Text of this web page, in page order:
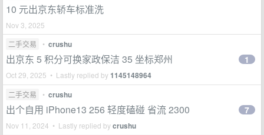
10 元出京东轿车标准洗
Nov 3, 2025
二手交易
• crushu
出京东 5 积分可换家政保洁 35 坐标郑州
Oct 29, 2025 • Lastly replied by1145148964
1
二手交易 • crushu
出个自用 iPhone13 256 轻度磕碰 省流 2300
Nov 11, 2024 • Lastly replied bycrushu
7